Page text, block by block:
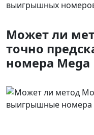
выигрышных
Может ли
точно
номера Mega